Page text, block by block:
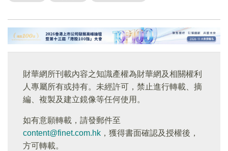
財華網所刊載內容之知識產權為財華網及相關權利
人專屬所有或持有。未經許可，禁止進行轉載、摘
編、複製及建立鏡像等任何使用。
如有意願轉載，請發郵件至
content@finet.com.hk ，獲得書面確認及授權後，
方可轉載。